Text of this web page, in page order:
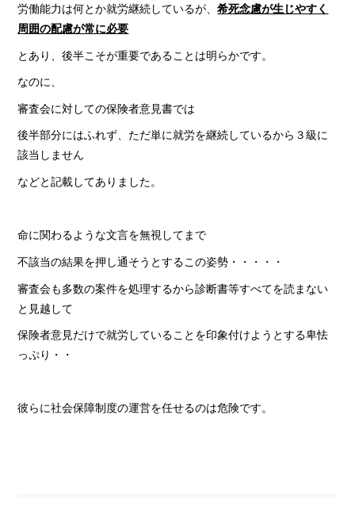
労働能力は何とか就労継続しているが、希死念慮が生じやすく
周囲の配慮が常に必要
とあり、後半こそが重要であることは明らかです。
なのに、
審査会に対しての保険者意見書では
後半部分にはふれず、ただ単に就労を継続しているから３級に
該当しません
などと記載してありました。
命に関わるような文言を無視してまで
不該当の結果を押し通そうとするこの姿勢・・・・・
審査会も多数の案件を処理するから診断書等すべてを読まない
と見越して
保険者意見だけで就労していることを印象付けようとする卑怯
っぷり・・
彼らに社会保障制度の運営を任せるのは危険です。